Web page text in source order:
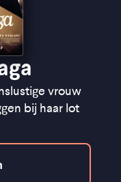
vrouw
bij haar lot